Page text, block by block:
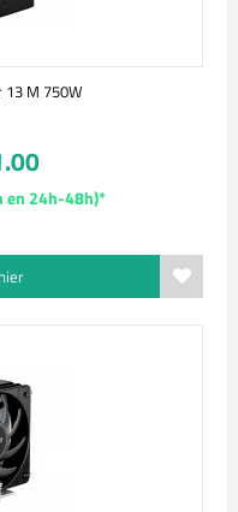
M 750W
en 24h-48h)*